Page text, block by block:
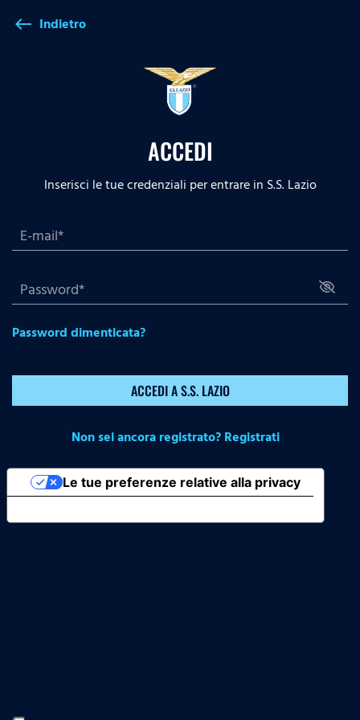
west Indietro
ACCEDI
Inserisci le tue credenziali per entrare in S.S. Lazio
Password dimenticata?
ACCEDI A S.S. LAZIO
Non sei ancora registrato? Registrati
Le tue preferenze relative alla privacy